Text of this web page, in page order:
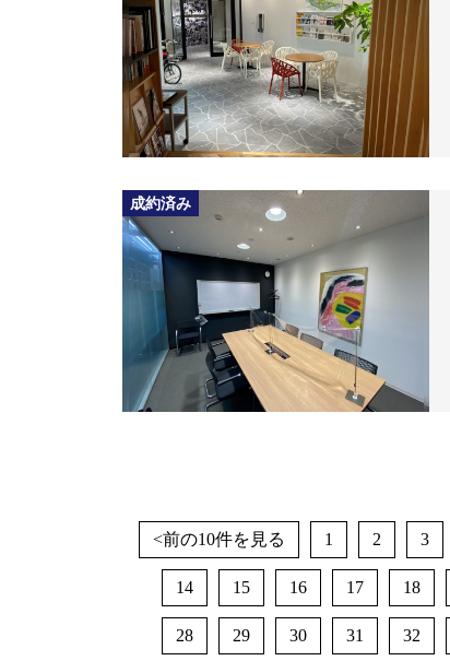
成約済み
<前の10件を見る 1 2 3
14 15 16 17 18
28 29 30 31 32